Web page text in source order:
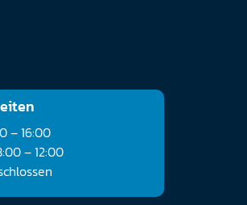
– 16:00
– 12:00